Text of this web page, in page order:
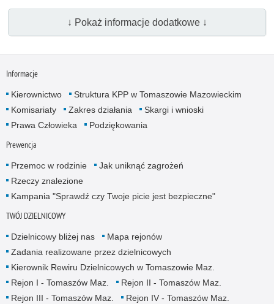
↓ Pokaż informacje dodatkowe ↓
Informacje
Kierownictwo
Struktura KPP w Tomaszowie Mazowieckim
Komisariaty
Zakres działania
Skargi i wnioski
Prawa Człowieka
Podziękowania
Prewencja
Przemoc w rodzinie
Jak uniknąć zagrożeń
Rzeczy znalezione
Kampania "Sprawdź czy Twoje picie jest bezpieczne"
TWÓJ DZIELNICOWY
Dzielnicowy bliżej nas
Mapa rejonów
Zadania realizowane przez dzielnicowych
Kierownik Rewiru Dzielnicowych w Tomaszowie Maz.
Rejon I - Tomaszów Maz.
Rejon II - Tomaszów Maz.
Rejon III - Tomaszów Maz.
Rejon IV - Tomaszów Maz.